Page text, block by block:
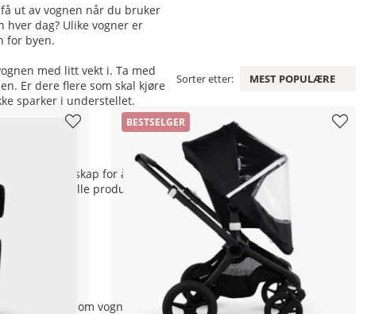
ut av vognen når du bruker
dag? Ulike vogner er
for byen.
med litt vekt i. Ta med
Er dere flere som skal kjøre
sparker i understellet.
samlet kunnskap for å kunne
utvalg er alle produktene
går gjennom vognens
Sorter etter: MEST POPULÆRE
BESTSELGER